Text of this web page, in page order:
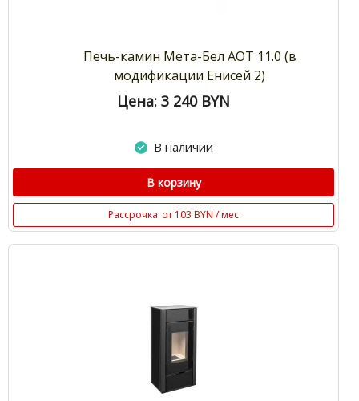
Печь-камин Мета-Бел АОТ 11.0 (в
модификации Енисей 2)
Цена: 3 240 BYN
В наличии
В корзину
Рассрочка от 103 BYN / мес